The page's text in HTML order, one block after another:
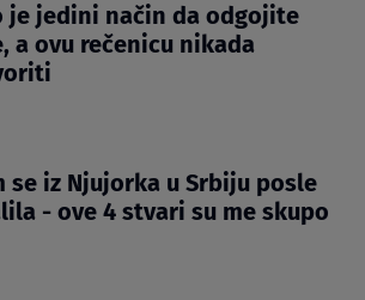
je jedini način da odgojite
a ovu rečenicu nikada
se iz Njujorka u Srbiju posle
- ove 4 stvari su me skupo